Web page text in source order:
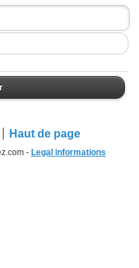
Haut de page
- Legal informations